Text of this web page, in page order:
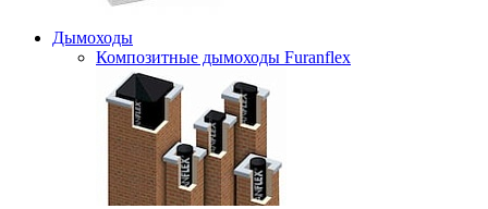
Дымоходы
Композитные дымоходы Furanflex